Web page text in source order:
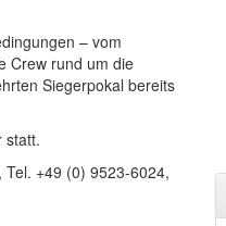
– vom
Crew rund um die
Siegerpokal bereits
statt.
+49 (0) 9523-6024,